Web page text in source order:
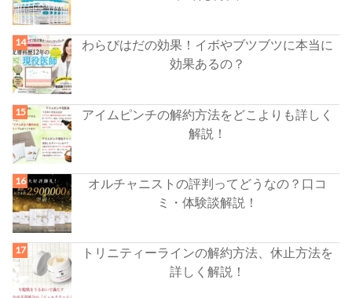
わらびはだの効果！イボやブツブツに本当に
効果あるの？
アイムピンチの解約方法をどこよりも詳しく
解説！
オルチャニストの評判ってどうなの？口コ
ミ・体験談解説！
トリニティーラインの解約方法、休止方法を
詳しく解説！